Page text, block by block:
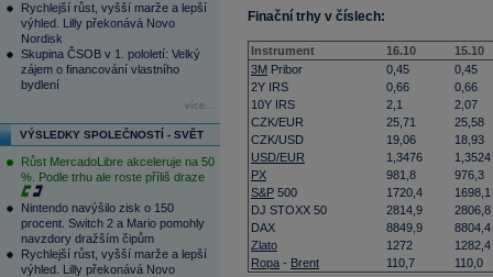
Rychlejší růst, vyšší marže a lepší
výhled. Lilly překonává Novo
Nordisk
Skupina ČSOB v 1. pololetí: Velký
zájem o financování vlastního
bydlení
více...
VÝSLEDKY SPOLEČNOSTÍ - SVĚT
Růst MercadoLibre akceleruje na 50
%. Podle trhu ale roste příliš draze
Nintendo navýšilo zisk o 150
procent. Switch 2 a Mario pomohly
navzdory dražším čipům
Rychlejší růst, vyšší marže a lepší
výhled. Lilly překonává Novo
Finační trhy v číslech:
Instrument 16.10
15.10
3M Pribor 0,45
0,45
2Y IRS
0,66
0,66
10Y IRS
2,1
2,07
CZK/EUR
25,71
25,58
CZK/USD
19,06
18,93
USD/EUR
1,3476
1,3524
PX
981,8
976,3
S&P 500 1720,4
1698,1
DJ STOXX 50
2814,9
2806,8
DAX
8849,9
8804,4
Zlato
1272
1282,4
Ropa - Brent 110,7 110,0